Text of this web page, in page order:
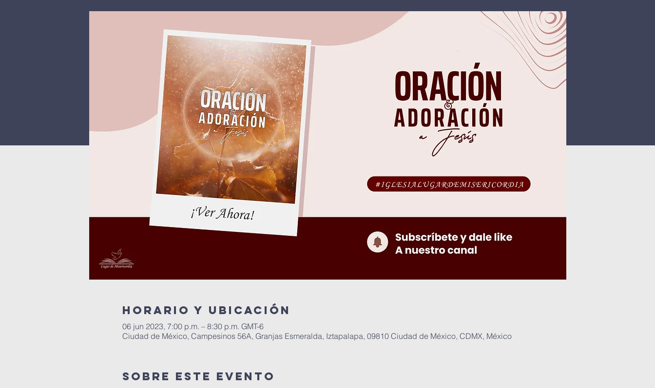
Horario y ubicación
06 jun 2023, 7:00 p.m. – 8:30 p.m. GMT-6
Ciudad de México, Campesinos 56A, Granjas Esmeralda, Iztapalapa, 09810 Ciudad de México, CDMX, México
Sobre este evento